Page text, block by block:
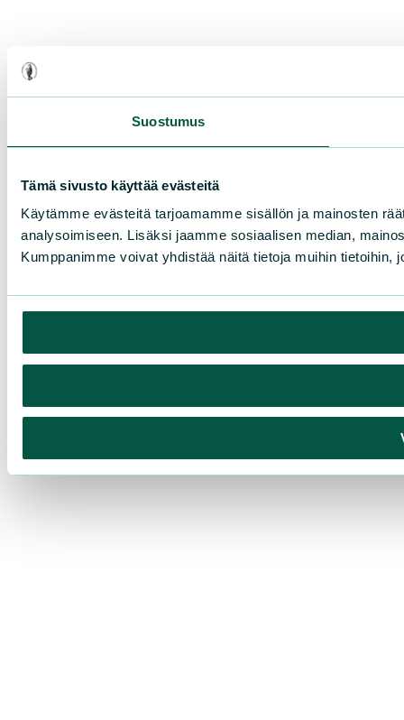
Suostumus
Tämä sivusto käyttää evästeitä
Käytämme evästeitä tarjoamamme sisällön ja mainosten
analysoimiseen. Lisäksi jaamme sosiaalisen median,
Kumppanimme voivat yhdistää näitä tietoja muihin tietoihin,